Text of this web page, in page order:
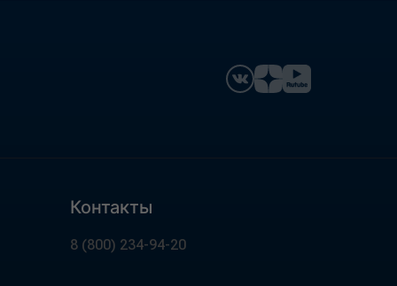
Контакты
8 (800) 234-94-20